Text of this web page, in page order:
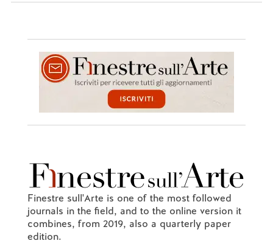
Finestre sull'Arte is one of the most followed
journals in the field, and to the online version it
combines, from 2019, also a quarterly paper
edition.